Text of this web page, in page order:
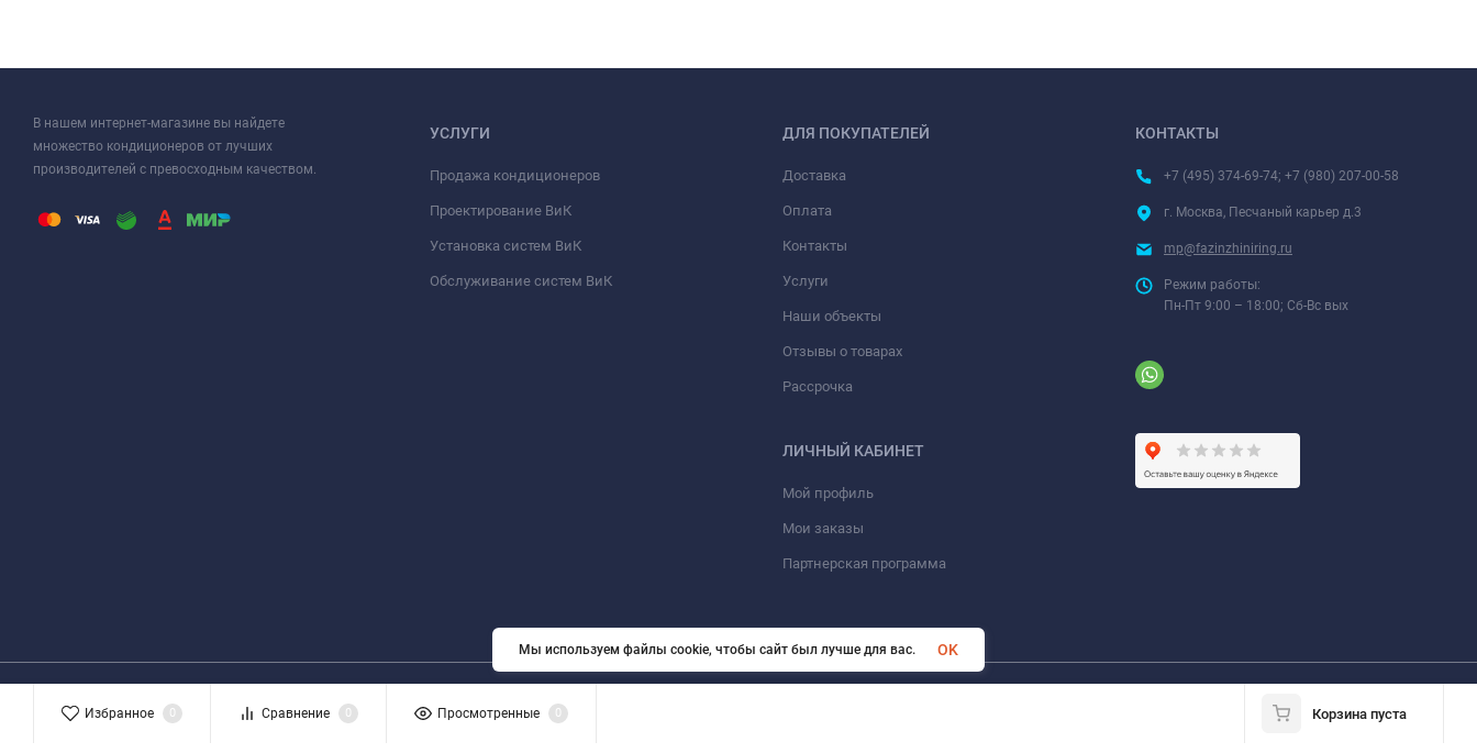
В нашем интернет-магазине вы найдете
множество кондиционеров от лучших
производителей с превосходным качеством.
УСЛУГИ
Продажа кондиционеров
Проектирование ВиК
Установка систем ВиК
Обслуживание систем ВиК
ДЛЯ ПОКУПАТЕЛЕЙ
Доставка
Оплата
Контакты
Услуги
Наши объекты
Отзывы о товарах
Рассрочка
ЛИЧНЫЙ КАБИНЕТ
Мой профиль
Мои заказы
Партнерская программа
КОНТАКТЫ
+7 (495) 374-69-74; +7 (980) 207-00-58
г. Москва, Песчаный карьер д.3
mp@fazinzhiniring.ru
Режим работы:
Пн-Пт 9:00 – 18:00; Сб-Вс вых
© 2026 ООО «ФАЗИНЖИНИРИНГ». Все права защищены
Избранное 0 Сравнение 0 Просмотренные 0 Корзина пуста
Мы используем файлы cookie, чтобы сайт был лучше для вас. OK